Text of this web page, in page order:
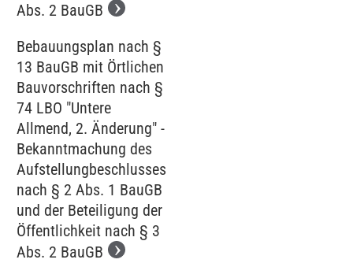
Abs. 2 BauGB
Bebauungsplan nach §
13 BauGB mit Örtlichen
Bauvorschriften nach §
74 LBO "Untere
Allmend, 2. Änderung" -
Bekanntmachung des
Aufstellungbeschlusses
nach § 2 Abs. 1 BauGB
und der Beteiligung der
Öffentlichkeit nach § 3
Abs. 2 BauGB